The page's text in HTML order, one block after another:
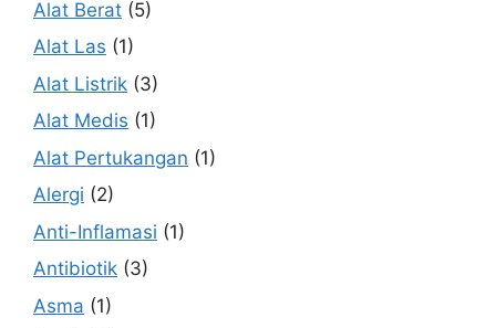
Alat Berat (5)
Alat Las (1)
Alat Listrik (3)
Alat Medis (1)
Alat Pertukangan (1)
Alergi (2)
Anti-Inflamasi (1)
Antibiotik (3)
Asma (1)